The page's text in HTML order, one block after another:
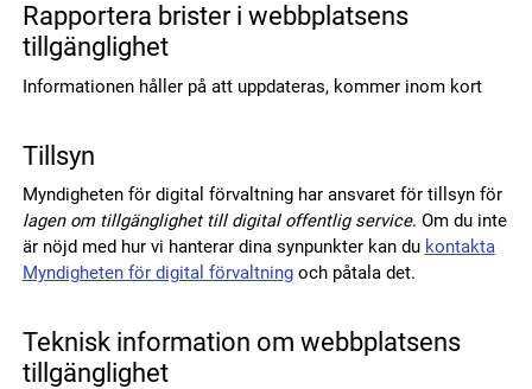
Rapportera brister i webbplatsens
tillgänglighet
Informationen håller på att uppdateras, kommer inom kort
Tillsyn
Myndigheten för digital förvaltning har ansvaret för tillsyn för
lagen om tillgänglighet till digital offentlig service. Om du inte
är nöjd med hur vi hanterar dina synpunkter kan du kontakta
Myndigheten för digital förvaltningoch påtala det.
Teknisk information om webbplatsens
tillgänglighet